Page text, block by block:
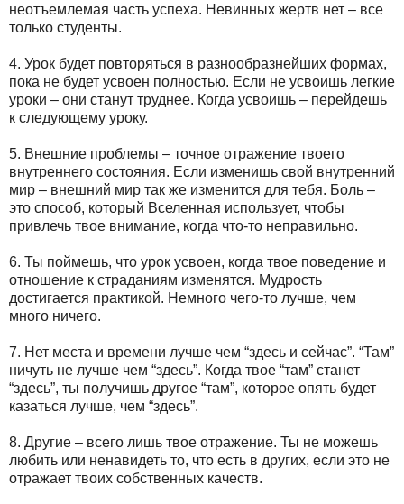
неотъемлемая часть успеха. Невинных жертв нет – все
только студенты.
4. Урок будет повторяться в разнообразнейших формах,
пока не будет усвоен полностью. Если не усвоишь легкие
уроки – они станут труднее. Когда усвоишь – перейдешь
к следующему уроку.
5. Внешние проблемы – точное отражение твоего
внутреннего состояния. Если изменишь свой внутренний
мир – внешний мир так же изменится для тебя. Боль –
это способ, который Вселенная использует, чтобы
привлечь твое внимание, когда что-то неправильно.
6. Ты поймешь, что урок усвоен, когда твое поведение и
отношение к страданиям изменятся. Мудрость
достигается практикой. Немного чего-то лучше, чем
много ничего.
7. Нет места и времени лучше чем “здесь и сейчас”. “Там”
ничуть не лучше чем “здесь”. Когда твое “там” станет
“здесь”, ты получишь другое “там”, которое опять будет
казаться лучше, чем “здесь”.
8. Другие – всего лишь твое отражение. Ты не можешь
любить или ненавидеть то, что есть в других, если это не
отражает твоих собственных качеств.